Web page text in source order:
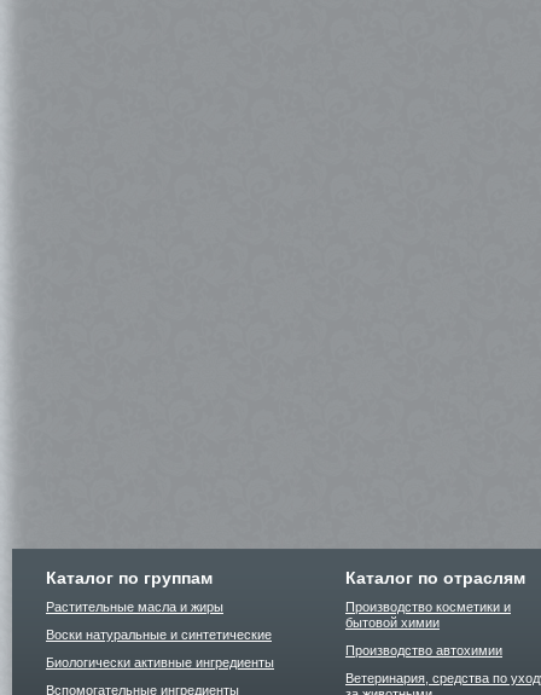
Каталог по группам
Растительные масла и жиры
Воски натуральные и синтетические
Биологически активные ингредиенты
Вспомогательные ингредиенты
Каталог по отраслям
Производство косметики и
бытовой химии
Производство автохимии
Ветеринария, средства по